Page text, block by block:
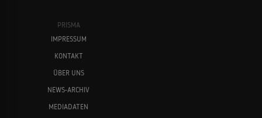
PRISMA
IMPRESSUM
KONTAKT
ÜBER UNS
NEWS-ARCHIV
MEDIADATEN